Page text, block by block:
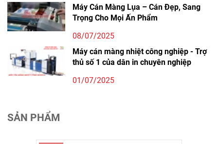
Máy Cán Màng Lụa – Cán Đẹp, Sang
Trọng Cho Mọi Ấn Phẩm
08/07/2025
Máy cán màng nhiệt công nghiệp - Trợ
thủ số 1 của dân in chuyên nghiệp
01/07/2025
SẢN PHẨM